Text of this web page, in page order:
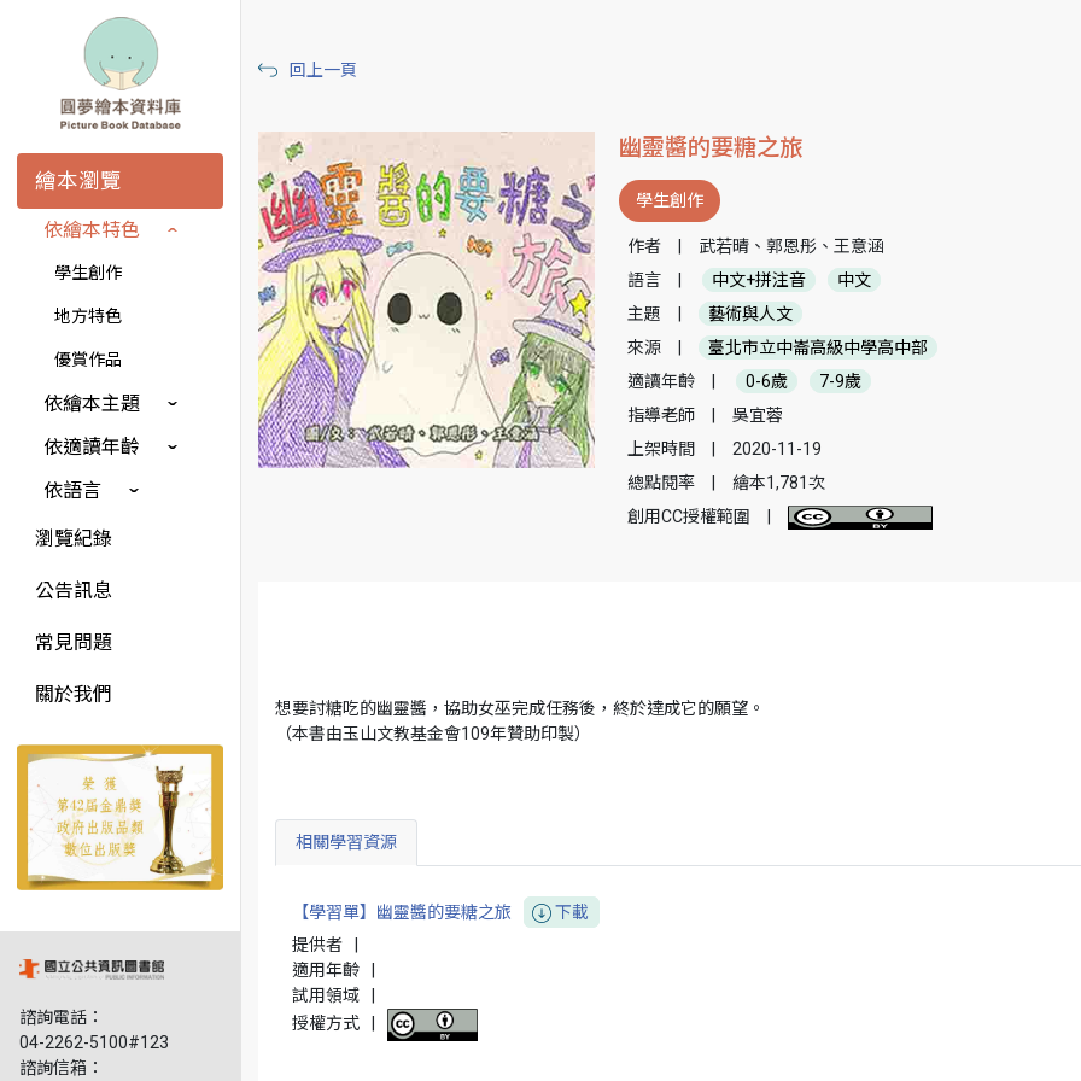
繪本瀏覽
依繪本特色
學生創作
地方特色
優賞作品
依繪本主題
依適讀年齡
依語言
瀏覽紀錄
公告訊息
常見問題
關於我們
諮詢電話：
04-2262-5100#123
諮詢信箱：
回上一頁
幽靈醬的要糖之旅
學生創作
作者
武若晴、郭恩彤、王意涵
語言
中文+拼注音
中文
主題
藝術與人文
來源
臺北市立中崙高級中學高中部
適讀年齡
0-6歲
7-9歲
指導老師
吳宜蓉
上架時間
2020-11-19
總點閱率
繪本1,781次
創用CC授權範圍
想要討糖吃的幽靈醬，協助女巫完成任務後，終於達成它的願望。
（本書由玉山文教基金會109年贊助印製）
相關學習資源
【學習單】幽靈醬的要糖之旅
下載
提供者
適用年齡
試用領域
授權方式